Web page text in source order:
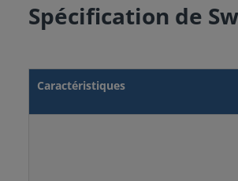
Spécification de
Caractéristiques